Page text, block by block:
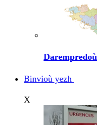
Darempredoù
Binvioù yezh
X